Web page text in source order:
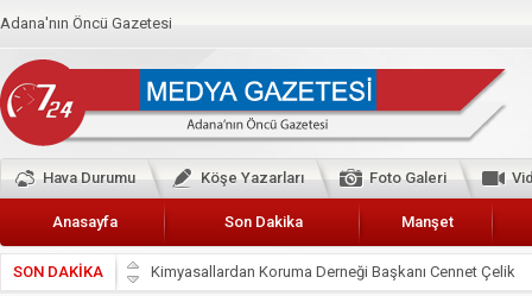
Adana'nın Öncü Gazetesi
Hava Durumu Köşe Yazarları Foto Galeri
Anasayfa Son Dakika Manşet
SON DAKİKA
Başkan Güler’den Başkan Karalar’a hizmet çağrısı